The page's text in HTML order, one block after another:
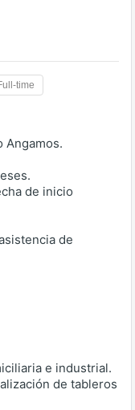
time
Angamos.
de inicio
de
e industrial.
de tableros